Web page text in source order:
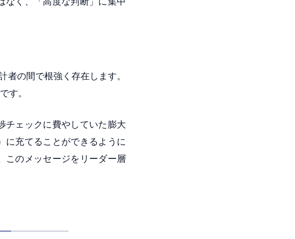
者の間で根強く存在します。
す。
チェックに費やしていた膨大
に充てることができるように
このメッセージをリーダー層